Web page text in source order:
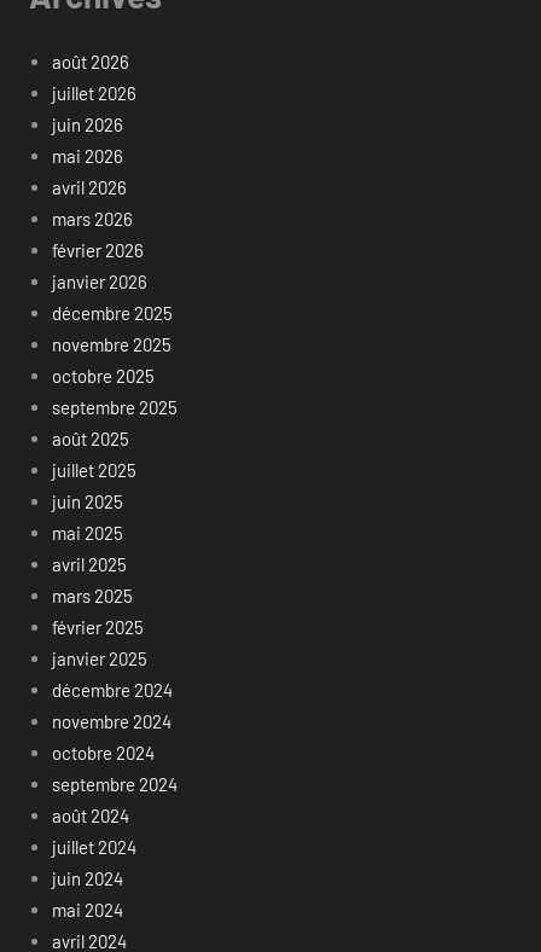
août 2026
juillet 2026
juin 2026
mai 2026
avril 2026
mars 2026
février 2026
janvier 2026
décembre 2025
novembre 2025
octobre 2025
septembre 2025
août 2025
juillet 2025
juin 2025
mai 2025
avril 2025
mars 2025
février 2025
janvier 2025
décembre 2024
novembre 2024
octobre 2024
septembre 2024
août 2024
juillet 2024
juin 2024
mai 2024
avril 2024